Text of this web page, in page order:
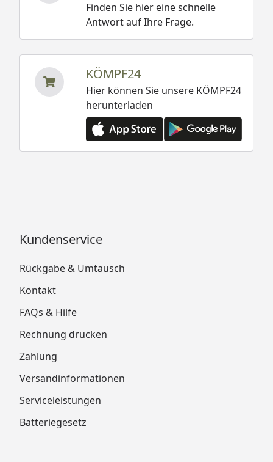
Finden Sie hier eine schnelle
Antwort auf Ihre Frage.
KÖMPF24
Hier können Sie unsere KÖMPF24
herunterladen
Kundenservice
Rückgabe & Umtausch
Kontakt
FAQs & Hilfe
Rechnung drucken
Zahlung
Versandinformationen
Serviceleistungen
Batteriegesetz